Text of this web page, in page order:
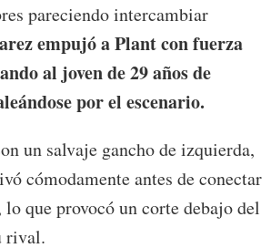
pareciendo intercambiar
empujó a Plant con fuerza
al joven de 29 años de
por el escenario.
un salvaje gancho de izquierda,
cómodamente antes de conectar
que provocó un corte debajo del
rival.